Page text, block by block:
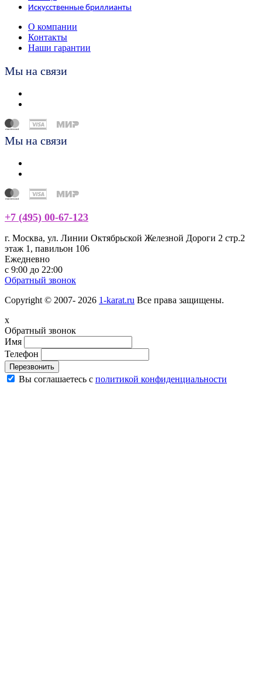
Искусственные бриллианты
О компании
Контакты
Наши гарантии
Мы на связи
Мы на связи
+7 (495) 00-67-123
г. Москва, ул. Линии Октябрьской Железной Дороги 2 стр.2
этаж 1, павильон 106
Ежедневно
с 9:00 до 22:00
Обратный звонок
Copyright © 2007- 2026 1-karat.ru Все права защищены.
x
Обратный звонок
Имя
Телефон
Перезвонить
Вы соглашаетесь с политикой конфиденциальности